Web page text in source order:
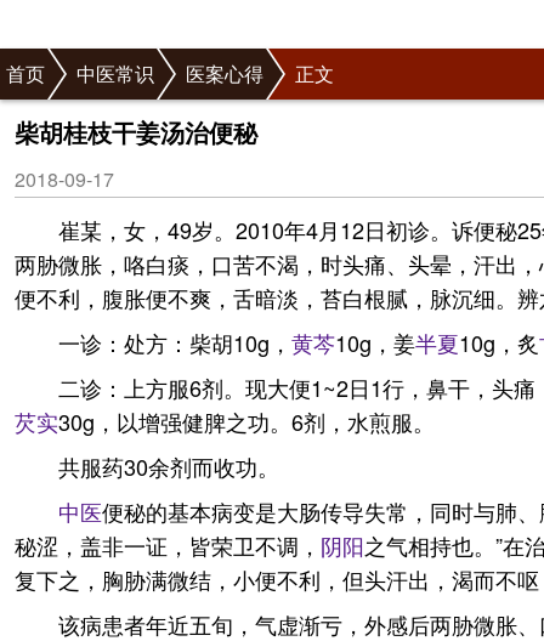
首页 中医常识 医案心得 正文
柴胡桂枝干姜汤治便秘
2018-09-17
崔某，女，49岁。2010年4月12日初诊。诉便秘
两胁微胀，咯白痰，口苦不渴，时头痛、头晕，汗出
便不利，腹胀便不爽，舌暗淡，苔白根腻，脉沉细。
一诊：处方：柴胡10g， 黄芩10g，姜半夏10g，炙
二诊：上方服6剂。现大便1~2日1行，鼻干，头
芡实30g，以增强健脾之功。6剂，水煎服。
共服药30余剂而收功。
中医便秘的基本病变是大肠传导失常，同时与肺
秘涩，盖非一证，皆荣卫不调， 阴阳之气相持也。”在
复下之，胸胁满微结，小便不利，但头汗出，渴而不
该病患者年近五旬，气虚渐亏，外感后两胁微胀